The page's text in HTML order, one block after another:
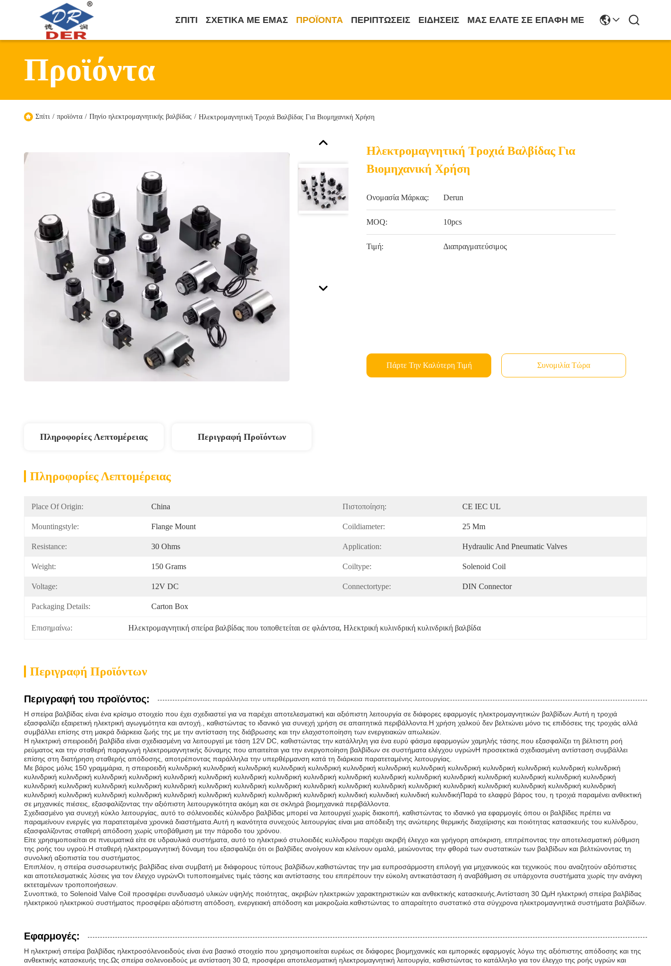
ΣΠΊΤΙ ΣΧΕΤΙΚΆ ΜΕ ΕΜΆΣ ΠΡΟΪΌΝΤΑ ΠΕΡΙΠΤΏΣΕΙΣ ΕΙΔΉΣΕΙΣ ΜΑΣ ΕΛΆΤΕ ΣΕ ΕΠΑΦΉ ΜΕ
Προϊόντα
Σπίτι / προϊόντα / Πηνίο ηλεκτρομαγνητικής βαλβίδας / Ηλεκτρομαγνητική Τροχιά Βαλβίδας Για Βιομηχανική Χρήση
Ηλεκτρομαγνητική Τροχιά Βαλβίδας Για
Βιομηχανική Χρήση
Ονομασία Μάρκας: Derun
MOQ: 10pcs
Τιμή: Διαπραγματεύσιμος
Πάρτε Την Καλύτερη Τιμή Συνομιλία Τώρα
Πληροφορίες Λεπτομέρειας Περιγραφή Προϊόντων
Πληροφορίες Λεπτομέρειας
Place Of Origin: China Πιστοποίηση: CE IEC UL
Mountingstyle: Flange Mount Coildiameter: 25 Mm
Resistance: 30 Ohms Application: Hydraulic And Pneumatic Valves
Weight: 150 Grams Coiltype: Solenoid Coil
Voltage: 12V DC Connectortype: DIN Connector
Packaging Details: Carton Box
Επισημαίνω: Ηλεκτρομαγνητική σπείρα βαλβίδας που τοποθετείται σε φλάντσα, Ηλεκτρική κυλινδρική κυλινδρική βαλβίδα
Περιγραφή Προϊόντων
Περιγραφή του προϊόντος:
Η σπείρα βαλβίδας είναι ένα κρίσιμο στοιχείο που έχει σχεδιαστεί για να παρέχει αποτελεσματική και αξιόπιστη λειτουργία σε διάφορες εφαρμογές ηλεκτρομαγνητικών βαλβίδων.Αυτή η τροχιά
εξασφαλίζει εξαιρετική ηλεκτρική αγωγιμότητα και αντοχή., καθιστώντας το ιδανικό για συνεχή χρήση σε απαιτητικά περιβάλλοντα.Η χρήση χαλκού δεν βελτιώνει μόνο τις επιδόσεις της τροχιάς αλλά
συμβάλλει επίσης στη μακρά διάρκεια ζωής της με την αντίσταση της διάβρωσης και την ελαχιστοποίηση των ενεργειακών απωλειών.
Η ηλεκτρική σπειροειδή βαλβίδα είναι σχεδιασμένη να λειτουργεί με τάση 12V DC, καθιστώντας την κατάλληλη για ένα ευρύ φάσμα εφαρμογών χαμηλής τάσης.που εξασφαλίζει τη βέλτιστη ροή
ρεύματος και την σταθερή παραγωγή ηλεκτρομαγνητικής δύναμης που απαιτείται για την ενεργοποίηση βαλβίδων σε συστήματα ελέγχου υγρώνΗ προσεκτικά σχεδιασμένη αντίσταση συμβάλλει
επίσης στη διατήρηση σταθερής απόδοσης, αποτρέποντας παράλληλα την υπερθέρμανση κατά τη διάρκεια παρατεταμένης λειτουργίας.
Με βάρος μόλις 150 γραμμάρια, η σπειροειδή κυλινδρική κυλινδρική κυλινδρική κυλινδρική κυλινδρική κυλινδρική κυλινδρική κυλινδρική κυλινδρική κυλινδρική κυλινδρική κυλινδρική κυλινδρική
κυλινδρική κυλινδρική κυλινδρική κυλινδρική κυλινδρική κυλινδρική κυλινδρική κυλινδρική κυλινδρική κυλινδρική κυλινδρική κυλινδρική κυλινδρική κυλινδρική κυλινδρική κυλινδρική κυλινδρική
κυλινδρική κυλινδρική κυλινδρική κυλινδρική κυλινδρική κυλινδρική κυλινδρική κυλινδρική κυλινδρική κυλινδρική κυλινδρική κυλινδρική κυλινδρική κυλινδρική κυλινδρική κυλινδρική κυλινδρική
κυλινδρική κυλινδρική κυλινδρική κυλινδρική κυλινδρική κυλινδρική κυλινδρική κυλινδρική κυλινδρική κυλινδική κυλινδική κυλινδική κυλινδικήΠαρά το ελαφρύ βάρος του, η τροχιά παραμένει ανθεκτική
σε μηχανικές πιέσεις, εξασφαλίζοντας την αξιόπιστη λειτουργικότητα ακόμη και σε σκληρά βιομηχανικά περιβάλλοντα.
Σχεδιασμένο για συνεχή κύκλο λειτουργίας, αυτό το σόλενοειδές κύλινδρο βαλβίδας μπορεί να λειτουργεί χωρίς διακοπή, καθιστώντας το ιδανικό για εφαρμογές όπου οι βαλβίδες πρέπει να
παραμείνουν ενεργές για παρατεταμένα χρονικά διαστήματα.Αυτή η ικανότητα συνεχούς λειτουργίας είναι μια απόδειξη της ανώτερης θερμικής διαχείρισης και ποιότητας κατασκευής του κυλίνδρου,
εξασφαλίζοντας σταθερή απόδοση χωρίς υποβάθμιση με την πάροδο του χρόνου.
Είτε χρησιμοποιείται σε πνευματικά είτε σε υδραυλικά συστήματα, αυτό το ηλεκτρικό στυλοειδές κυλίνδρου παρέχει ακριβή έλεγχο και γρήγορη απόκριση, επιτρέποντας την αποτελεσματική ρύθμιση
της ροής του υγρού.Η σταθερή ηλεκτρομαγνητική δύναμη του εξασφαλίζει ότι οι βαλβίδες ανοίγουν και κλείνουν ομαλά, μειώνοντας την φθορά των συστατικών των βαλβίδων και βελτιώνοντας τη
συνολική αξιοπιστία του συστήματος.
Επιπλέον, η σπείρα συσσωρευτικής βαλβίδας είναι συμβατή με διάφορους τύπους βαλβίδων,καθιστώντας την μια ευπροσάρμοστη επιλογή για μηχανικούς και τεχνικούς που αναζητούν αξιόπιστες
και αποτελεσματικές λύσεις για τον έλεγχο υγρώνΟι τυποποιημένες τιμές τάσης και αντίστασης του επιτρέπουν την εύκολη αντικατάσταση ή αναβάθμιση σε υπάρχοντα συστήματα χωρίς την ανάγκη
εκτεταμένων τροποποιήσεων.
Συνοπτικά, το Solenoid Valve Coil προσφέρει συνδυασμό υλικών υψηλής ποιότητας, ακριβών ηλεκτρικών χαρακτηριστικών και ανθεκτικής κατασκευής.Αντίσταση 30 ΩμΗ ηλεκτρική σπείρα βαλβίδας
ηλεκτρικού ηλεκτρικού συστήματος προσφέρει αξιόπιστη απόδοση, ενεργειακή απόδοση και μακροζωία.καθιστώντας το απαραίτητο συστατικό στα σύγχρονα ηλεκτρομαγνητικά συστήματα βαλβίδων.
Εφαρμογές:
Η ηλεκτρική σπείρα βαλβίδας ηλεκτροσόλενοειδούς είναι ένα βασικό στοιχείο που χρησιμοποιείται ευρέως σε διάφορες βιομηχανικές και εμπορικές εφαρμογές λόγω της αξιόπιστης απόδοσης και της
ανθεκτικής κατασκευής της.Ως σπείρα σολενοειδούς με αντίσταση 30 Ω, προσφέρει αποτελεσματική ηλεκτρομαγνητική λειτουργία, καθιστώντας το κατάλληλο για τον έλεγχο της ροής υγρών και